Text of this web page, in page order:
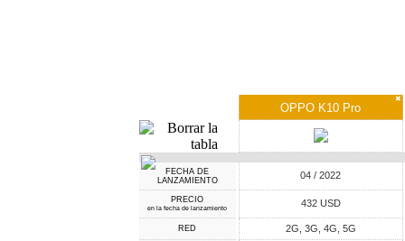
✖
OPPO K10 Pro
FECHA DE
LANZAMIENTO
04 / 2022
PRECIO
en la fecha de lanzamiento 432 USD
RED 2G, 3G, 4G, 5G